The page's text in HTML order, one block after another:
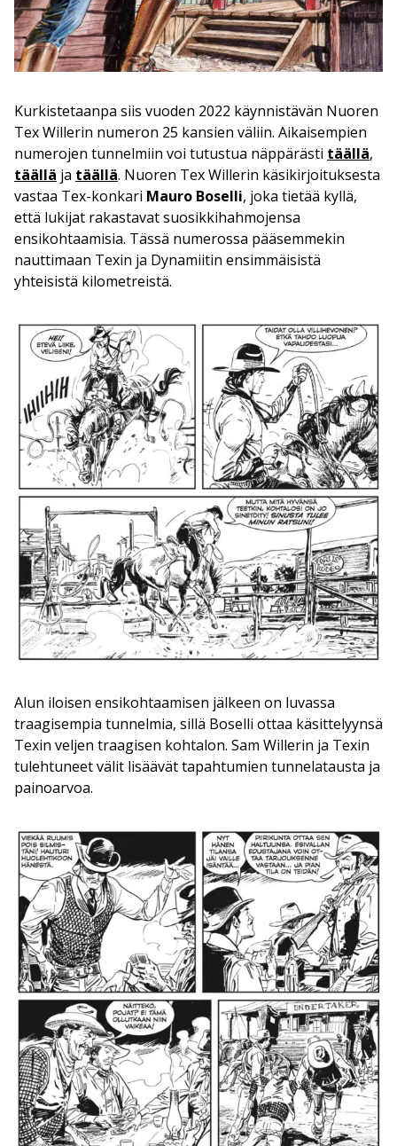
Kurkistetaanpa siis vuoden 2022 käynnistävän Nuoren
Tex Willerin numeron 25 kansien väliin. Aikaisempien
numerojen tunnelmiin voi tutustua näppärästi täällä,
täällä ja täällä. Nuoren Tex Willerin käsikirjoituksesta
vastaa Tex-konkari Mauro Boselli, joka tietää kyllä,
että lukijat rakastavat suosikkihahmojensa
ensikohtaamisia. Tässä numerossa pääsemmekin
nauttimaan Texin ja Dynamiitin ensimmäisistä
yhteisistä kilometreistä.
Alun iloisen ensikohtaamisen jälkeen on luvassa
traagisempia tunnelmia, sillä Boselli ottaa käsittelyynsä
Texin veljen traagisen kohtalon. Sam Willerin ja Texin
tulehtuneet välit lisäävät tapahtumien tunnelatausta ja
painoarvoa.